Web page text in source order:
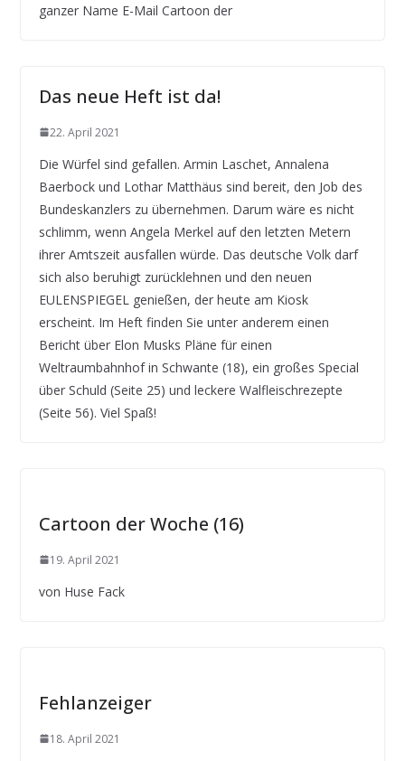
ganzer Name E-Mail Cartoon der
Das neue Heft ist da!
22. April 2021
Die Würfel sind gefallen. Armin Laschet, Annalena
Baerbock und Lothar Matthäus sind bereit, den Job des
Bundeskanzlers zu übernehmen. Darum wäre es nicht
schlimm, wenn Angela Merkel auf den letzten Metern
ihrer Amtszeit ausfallen würde. Das deutsche Volk darf
sich also beruhigt zurücklehnen und den neuen
EULENSPIEGEL genießen, der heute am Kiosk
erscheint. Im Heft finden Sie unter anderem einen
Bericht über Elon Musks Pläne für einen
Weltraumbahnhof in Schwante (18), ein großes Special
über Schuld (Seite 25) und leckere Walfleischrezepte
(Seite 56). Viel Spaß!
Cartoon der Woche (16)
19. April 2021
von Huse Fack
Fehlanzeiger
18. April 2021